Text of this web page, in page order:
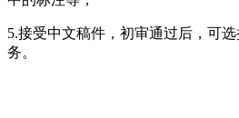
5.接受中文稿件，初审通过后，可选
务。